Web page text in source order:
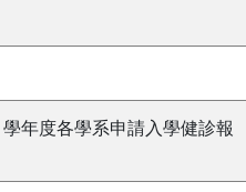
年度各學系申請入學健診報